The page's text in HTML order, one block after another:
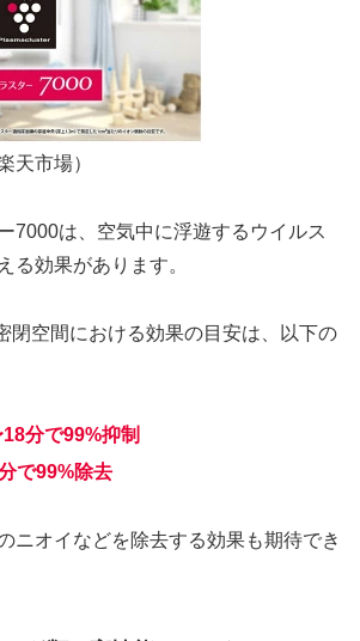
天市場）
7000は、空気中に浮遊するウイルス
る効果があります。
閉空間における効果の目安は、以下の
分で99%抑制
で99%除去
ニオイなどを除去する効果も期待でき